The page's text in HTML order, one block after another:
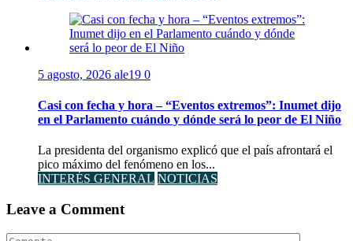
5 agosto, 2026 ale19 0
Casi con fecha y hora – “Eventos extremos”: Inumet dijo
en el Parlamento cuándo y dónde será lo peor de El Niño
La presidenta del organismo explicó que el país afrontará el
pico máximo del fenómeno en los...
INTERÉS GENERAL NOTICIAS
Leave a Comment